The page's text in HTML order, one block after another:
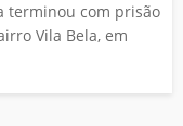
terminou com prisão
Vila Bela, em